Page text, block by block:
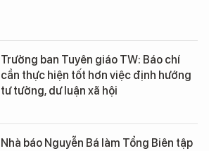
Trưởng ban Tuyên giáo TW: Báo chí
cần thực hiện tốt hơn việc định hướng
tư tưởng, dư luận xã hội
Nhà báo Nguyễn Bá làm Tổng Biên tập